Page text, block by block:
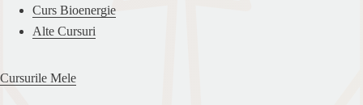
Curs Bioenergie
Alte Cursuri
Cursurile Mele